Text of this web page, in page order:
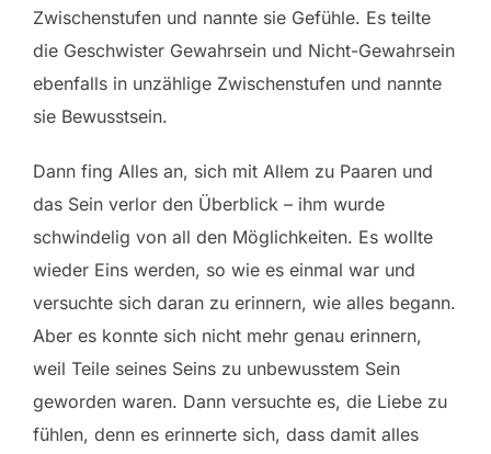
Zwischenstufen und nannte sie Gefühle. Es teilte
die Geschwister Gewahrsein und Nicht-Gewahrsein
ebenfalls in unzählige Zwischenstufen und nannte
sie Bewusstsein.
Dann fing Alles an, sich mit Allem zu Paaren und
das Sein verlor den Überblick – ihm wurde
schwindelig von all den Möglichkeiten. Es wollte
wieder Eins werden, so wie es einmal war und
versuchte sich daran zu erinnern, wie alles begann.
Aber es konnte sich nicht mehr genau erinnern,
weil Teile seines Seins zu unbewusstem Sein
geworden waren. Dann versuchte es, die Liebe zu
fühlen, denn es erinnerte sich, dass damit alles